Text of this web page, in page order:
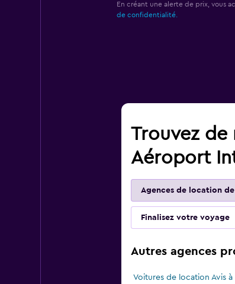
En créant une alerte de prix, vous
de confidentialité.
Trouvez
Aéroport
Agences de location
Finalisez votre voyage
Autres agences
Voitures de location Avis à